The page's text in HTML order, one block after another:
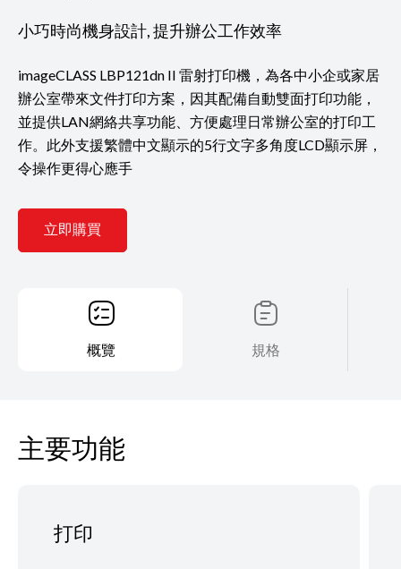
小巧時尚機身設計, 提升辦公工作效率
imageCLASS LBP121dn II 雷射打印機，為各中小企或家居
辦公室帶來文件打印方案，因其配備自動雙面打印功能，
並提供LAN網絡共享功能、方便處理日常辦公室的打印工
作。此外支援繁體中文顯示的5行文字多角度LCD顯示屏，
令操作更得心應手
立即購買
概覽 規格
主要功能
打印